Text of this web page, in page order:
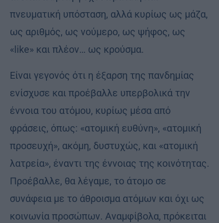
πνευματική υπόσταση, αλλά κυρίως ως μάζα,
ως αριθμός, ως νούμερο, ως ψήφος, ως
«like» και πλέον… ως κρούσμα.
Είναι γεγονός ότι η έξαρση της πανδημίας
ενίσχυσε και προέβαλλε υπερβολικά την
έννοια του ατόμου, κυρίως μέσα από
φράσεις, όπως: «ατομική ευθύνη», «ατομική
προσευχή», ακόμη, δυστυχώς, και «ατομική
λατρεία», έναντι της έννοιας της κοινότητας.
Προέβαλλε, θα λέγαμε, το άτομο σε
συνάφεια με το άθροισμα ατόμων και όχι ως
κοινωνία προσώπων. Αναμφίβολα, πρόκειται